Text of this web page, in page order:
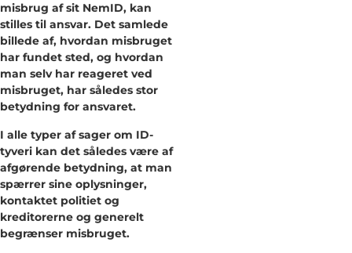
misbrug af sit NemID, kan
stilles til ansvar. Det samlede
billede af, hvordan misbruget
har fundet sted, og hvordan
man selv har reageret ved
misbruget, har således stor
betydning for ansvaret.
I alle typer af sager om ID-
tyveri kan det således være af
afgørende betydning, at man
spærrer sine oplysninger,
kontaktet politiet og
kreditorerne og generelt
begrænser misbruget.